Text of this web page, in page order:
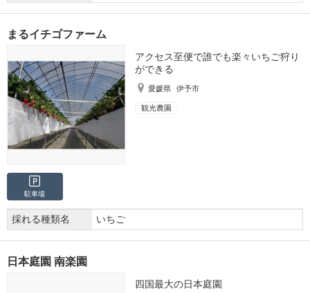
まるイチゴファーム
アクセス至便で誰でも楽々いちご狩り
ができる
愛媛県 伊予市
観光農園
駐車場
採れる種類名 いちご
日本庭園 南楽園
四国最大の日本庭園